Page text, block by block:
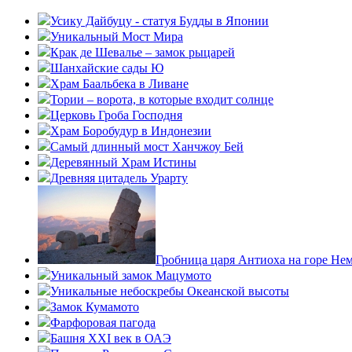
Усику Дайбуцу - статуя Будды в Японии
Уникальный Мост Мира
Крак де Шевалье – замок рыцарей
Шанхайские сады Ю
Храм Баальбека в Ливане
Тории – ворота, в которые входит солнце
Церковь Гроба Господня
Храм Боробудур в Индонезии
Самый длинный мост Ханчжоу Бей
Деревянный Храм Истины
Древняя цитадель Урарту
Гробница царя Антиоха на горе
Уникальный замок Мацумото
Уникальные небоскребы Океанской высоты
Замок Кумамото
Фарфоровая пагода
Башня XXI век в ОАЭ